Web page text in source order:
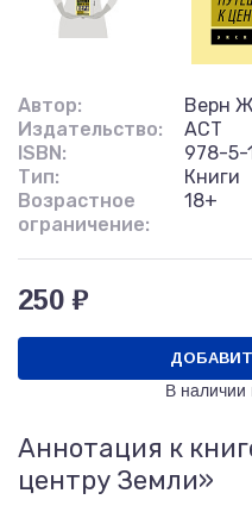
Автор:
Верн
Издательство:
АСТ
ISBN:
978-5-
Тип:
Книги
Возрастное
ограничение:
18+
250 ₽
В наличии
Аннотация к
центру Земли»